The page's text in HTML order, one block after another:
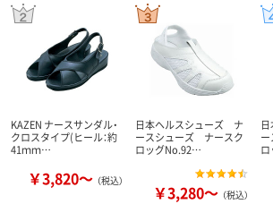
KAZEN ナースサンダル・
クロスタイプ(ヒール：約
41ｍｍ…
￥3,820～ （税込）
日本ヘルスシューズ ナ
ースシューズ ナースク
ロッグNo.92…
￥3,280～ （税込）